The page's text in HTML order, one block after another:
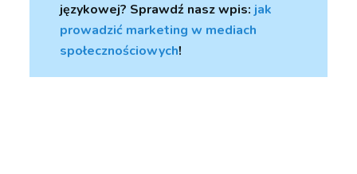
językowej? Sprawdź nasz wpis: jak
prowadzić marketing w mediach
społecznościowych!